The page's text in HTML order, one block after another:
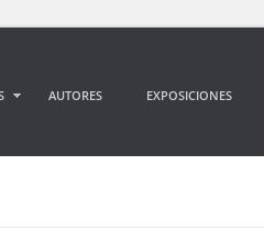
AUTORES EXPOSICIONES